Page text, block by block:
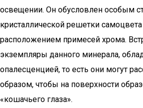
освещении. Он обусловлен особым
кристаллической решетки
расположением примесей хрома.
экземпляры данного минерала,
опалесценцией, то есть они могут
образом, чтобы на поверхности
«кошачьего глаза».